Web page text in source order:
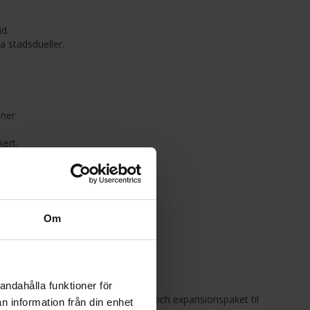
Om
funktioner för
information från din enhet
stadsdueller.
hittar du allt från startlådor och expansionspaket til